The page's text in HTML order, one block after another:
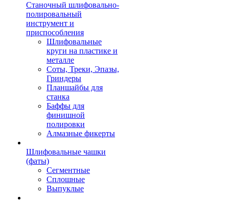
Станочный шлифовально-
полировальный
инструмент и
приспособления
Шлифовальные
круги на пластике и
металле
Соты, Треки, Эпазы,
Гриндеры
Планшайбы для
станка
Баффы для
финишной
полировки
Алмазные фикерты
Шлифовальные чашки
(фаты)
Сегментные
Сплошные
Выпуклые